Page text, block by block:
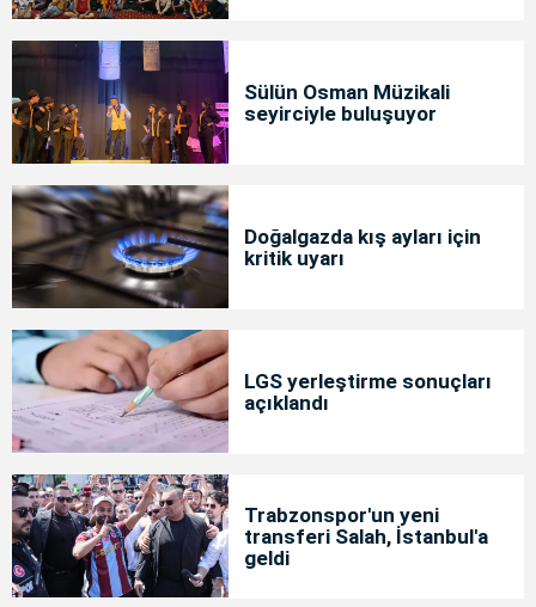
Sülün Osman Müzikali
seyirciyle buluşuyor
Doğalgazda kış ayları için
kritik uyarı
LGS yerleştirme sonuçları
açıklandı
Trabzonspor'un yeni
transferi Salah, İstanbul'a
geldi